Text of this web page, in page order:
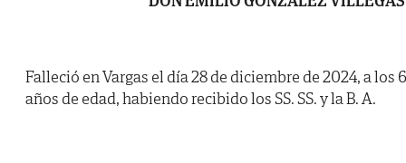
Falleció en Vargas el día 28 de diciembre de 2024, a los
años de edad, habiendo recibido los SS. SS. y la B. A.